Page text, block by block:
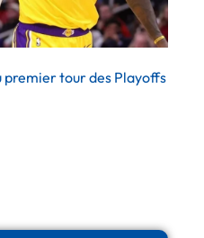
premier tour des Playoffs